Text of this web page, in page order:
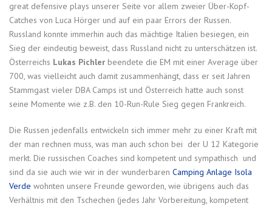
great defensive plays unserer Seite vor allem zweier Über-Kopf-
Catches von Luca Hörger und auf ein paar Errors der Russen.
Russland konnte immerhin auch das mächtige Italien besiegen, ein
Sieg der eindeutig beweist, dass Russland nicht zu unterschätzen ist.
Österreichs Lukas Pichler beendete die EM mit einer Average über
700, was vielleicht auch damit zusammenhängt, dass er seit Jahren
Stammgast vieler DBA Camps ist und Österreich hatte auch sonst
seine Momente wie z.B. den 10-Run-Rule Sieg gegen Frankreich.
Die Russen jedenfalls entwickeln sich immer mehr zu einer Kraft mit
der man rechnen muss, was man auch schon bei der U 12 Kategorie
merkt. Die russischen Coaches sind kompetent und sympathisch und
sind da sie auch wie wir in der wunderbaren Camping Anlage Isola
Verde wohnten unsere Freunde geworden, wie übrigens auch das
Verhältnis mit den Tschechen (jedes Jahr Vorbereitung, kompetent